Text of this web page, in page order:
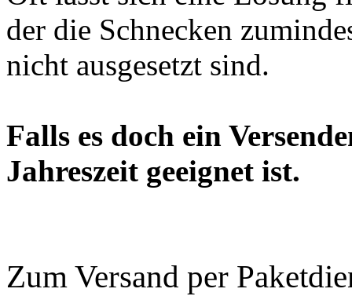
der die Schnecken
nicht ausgesetzt sind.
Falls es doch ein
Jahreszeit geeignet ist.
Zum Versand per